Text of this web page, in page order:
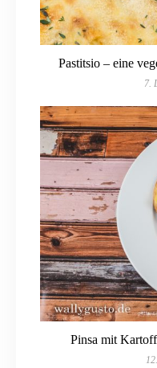
Pastitsio – eine
7.
Pinsa mit